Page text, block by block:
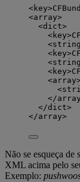
<key>
<array>
<dict>
<key>
<string
<key>
<string
<key>
<array>
<
</array
</dict>
</array>
Não se esqueça de
XML acima pelo
Exemplo: